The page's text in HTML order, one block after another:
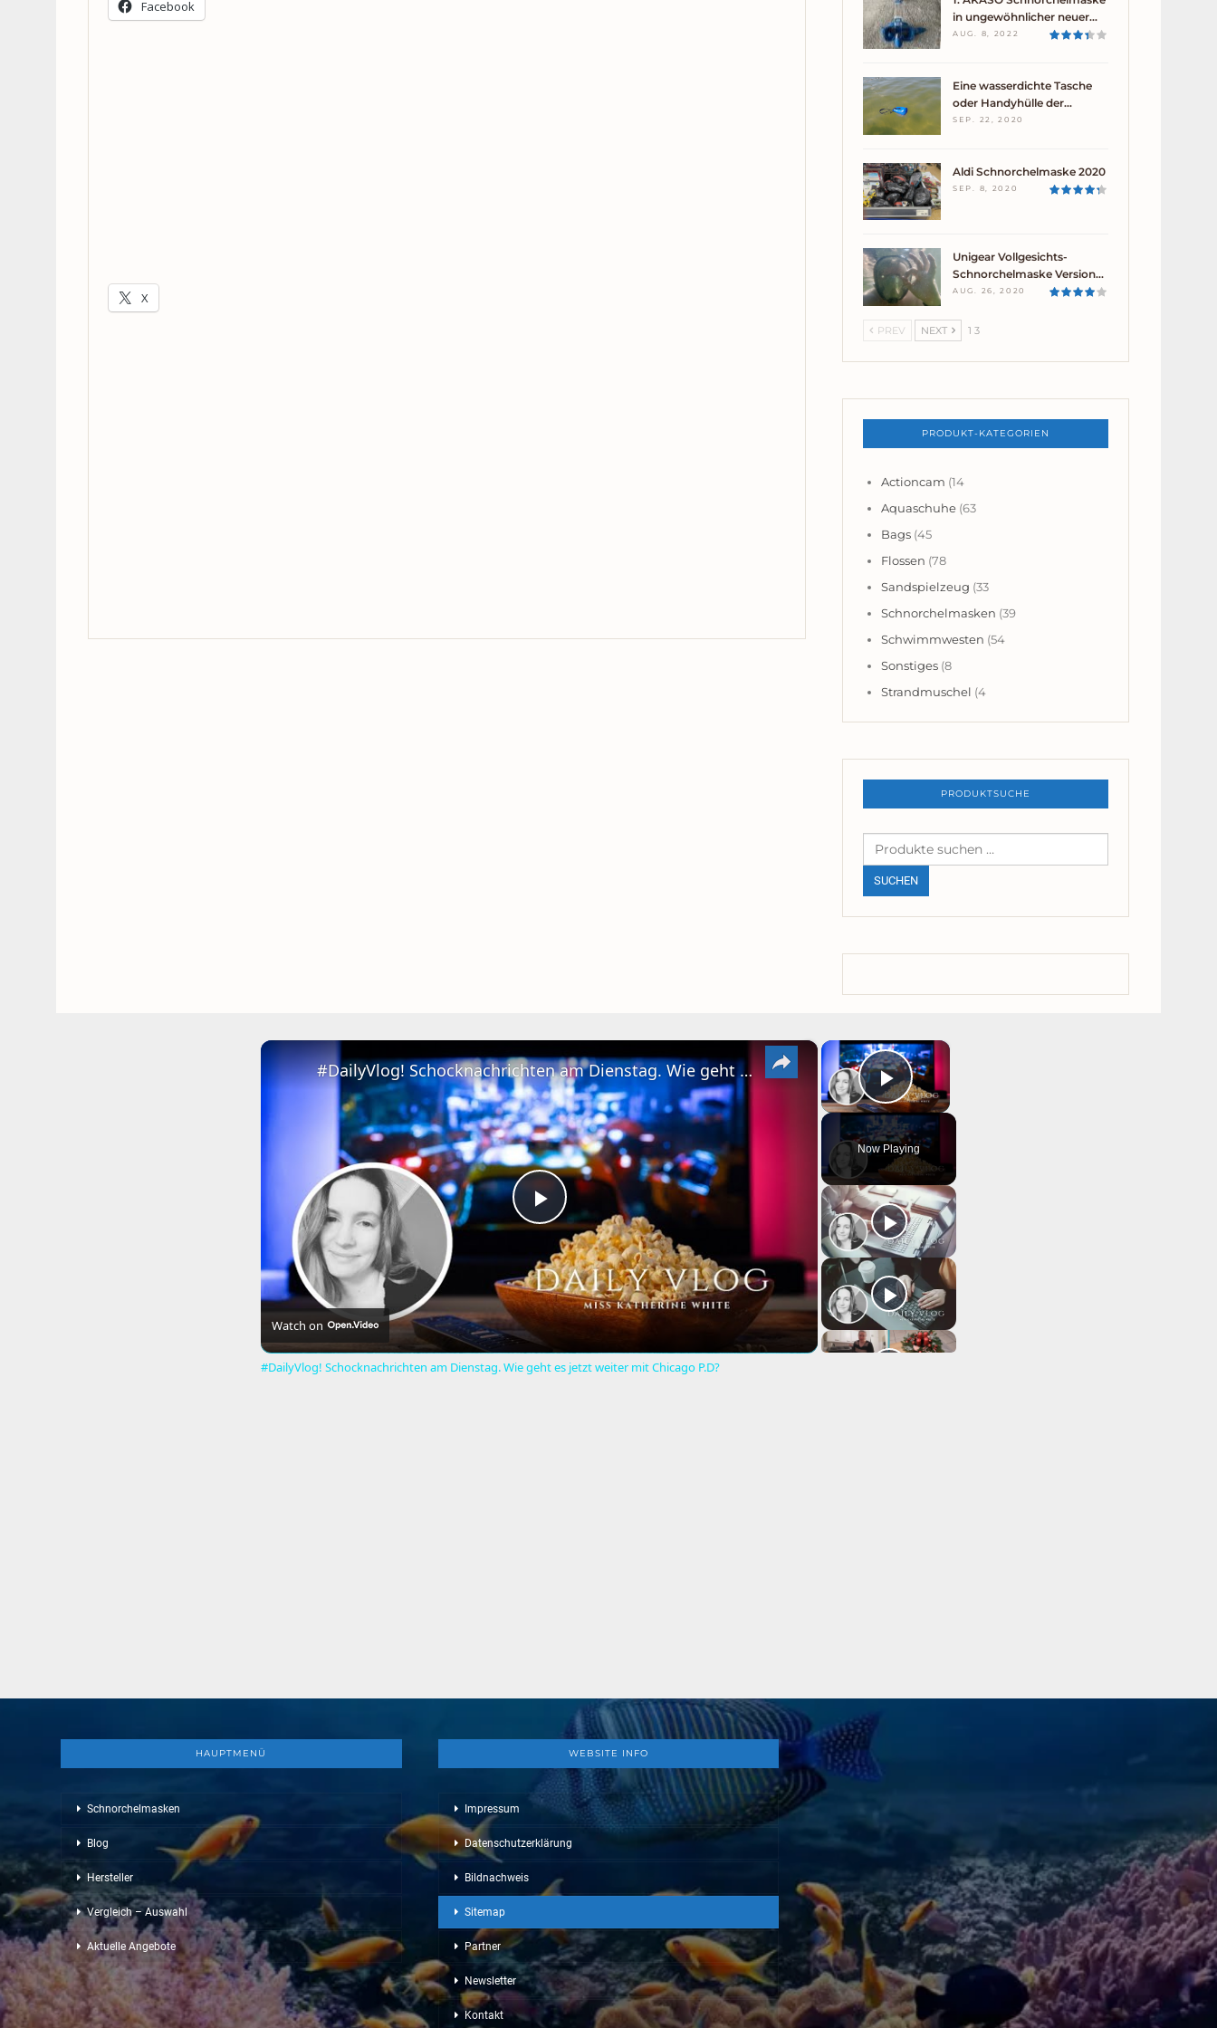
Facebook
X
in ungewöhnlicher neuer…
AUG. 8, 2022
Eine wasserdichte Tasche
oder Handyhülle der…
SEP. 22, 2020
Aldi Schnorchelmaske 2020
SEP. 8, 2020
Unigear Vollgesichts-
Schnorchelmaske Version…
AUG. 26, 2020
PREV NEXT 1 3
PRODUKT-KATEGORIEN
Actioncam (14
Aquaschuhe (63
Bags (45
Flossen (78
Sandspielzeug (33
Schnorchelmasken (39
Schwimmwesten (54
Sonstiges (8
Strandmuschel (4
PRODUKTSUCHE
Suchen
nach:
SUCHEN
×
PLAY
VIDEO
Now Playing
×
PLAY
VIDEO
#DailyVlog! Schocknachrichten am Dienstag. Wie geht es jetzt weiter mit Chicago P.D?
Watch on
#DailyVlog! Schocknachrichten am Dienstag. Wie geht es jetzt weiter mit Chicago P.D?
HAUPTMENÜ
Schnorchelmasken
Blog
Hersteller
Vergleich – Auswahl
Aktuelle Angebote
WEBSITE INFO
Impressum
Datenschutzerklärung
Bildnachweis
Sitemap
Partner
Newsletter
Kontakt